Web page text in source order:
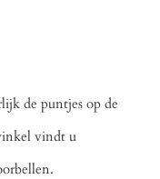
de puntjes op de
vindt u